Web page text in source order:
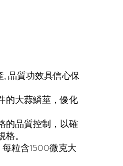
品質功效具信心保
的大蒜鱗莖，優化
的品質控制，以確
。
粒含1500微克大